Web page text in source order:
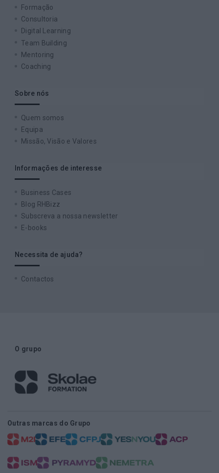
Formação
Consultoria
Digital Learning
Team Building
Mentoring
Coaching
Sobre nós
Quem somos
Equipa
Missão, Visão e Valores
Informações de interesse
Business Cases
Blog RHBizz
Subscreva a nossa newsletter
E-books
Necessita de ajuda?
Contactos
O grupo
Outras marcas do Grupo